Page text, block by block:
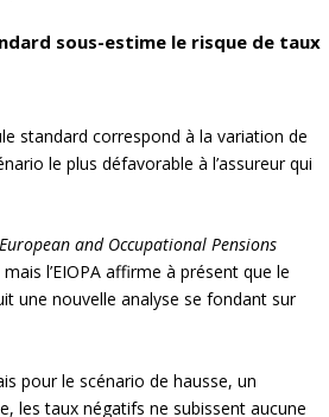
sous-estime le risque de taux
standard correspond à la variation de
le plus défavorable à l’assureur qui
and Occupational Pensions
l’EIOPA affirme à présent que le
une nouvelle analyse se fondant sur
pour le scénario de hausse, un
les taux négatifs ne subissent aucune